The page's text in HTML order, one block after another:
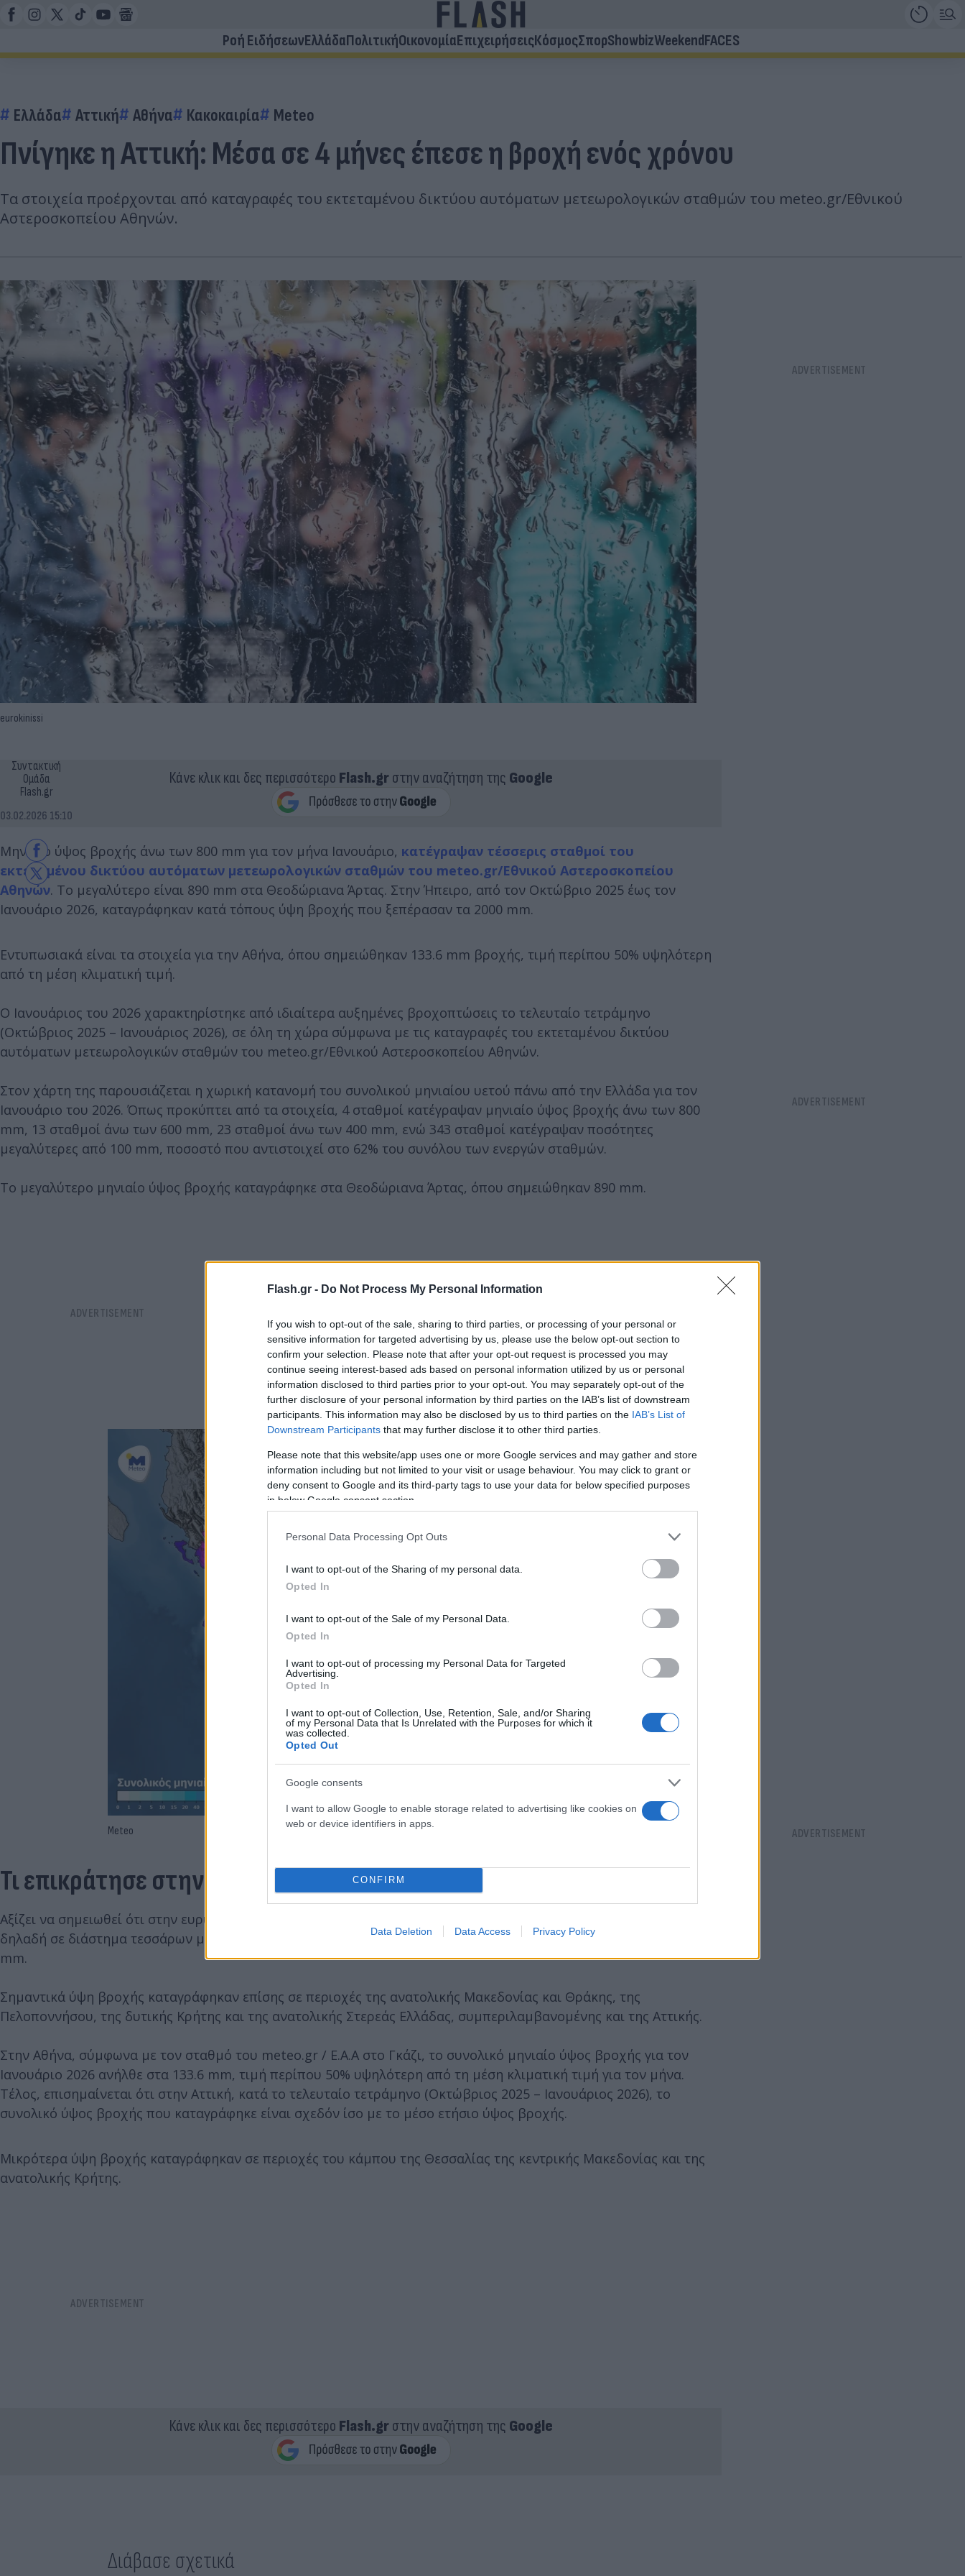
Flash.gr - Do Not Process My Personal Information
If you wish to opt-out of the sale, sharing to third parties, or processing of your personal or
sensitive information for targeted advertising by us, please use the below opt-out section to
confirm your selection. Please note that after your opt-out request is processed you may
continue seeing interest-based ads based on personal information utilized by us or personal
information disclosed to third parties prior to your opt-out. You may separately opt-out of the
further disclosure of your personal information by third parties on the IAB’s list of downstream
participants. This information may also be disclosed by us to third parties on the IAB’s List of
Downstream Participants that may further disclose it to other third parties.
Please note that this website/app uses one or more Google services and may gather and store
information including but not limited to your visit or usage behaviour. You may click to grant or
deny consent to Google and its third-party tags to use your data for below specified purposes
in below Google consent section.
Personal Data Processing Opt Outs
I want to opt-out of the Sharing of my personal data.
Opted In
I want to opt-out of the Sale of my Personal Data.
Opted In
I want to opt-out of processing my Personal Data for Targeted
Advertising.
Opted In
I want to opt-out of Collection, Use, Retention, Sale, and/or Sharing
of my Personal Data that Is Unrelated with the Purposes for which it
was collected.
Opted Out
Google consents
I want to allow Google to enable storage related to advertising like cookies on
web or device identifiers in apps.
CONFIRM
Data Deletion Data Access Privacy Policy
Ροή ΕιδήσεωνΕλλάδαΠολιτικήΟικονομίαΕπιχειρήσειςΚόσμοςΣπορShowbizWeekendFACES
Ελλάδα Αττική Αθήνα Κακοκαιρία Meteo
Πνίγηκε η Αττική: Μέσα σε 4 μήνες έπεσε η βροχή ενός χρόνου
Τα στοιχεία προέρχονται από καταγραφές του εκτεταμένου δικτύου αυτόματων μετεωρολογικών σταθμών του meteo.gr/Εθνικού
Αστεροσκοπείου Αθηνών.
eurokinissi
Συντακτική
Ομάδα
Flash.gr
03.02.2026 15:10
Κάνε κλικ και δες περισσότερο Flash.grστην αναζήτηση της Google
Μηνιαίο ύψος βροχής άνω των 800 mm για τον μήνα Ιανουάριο, κατέγραψαν τέσσερις σταθμοί του
εκτεταμένου δικτύου αυτόματων μετεωρολογικών σταθμών του meteo.gr/Εθνικού Αστεροσκοπείου
Αθηνών. Το μεγαλύτερο είναι 890 mm στα Θεοδώριανα Άρτας. Στην Ήπειρο, από τον Οκτώβριο 2025 έως τον
Ιανουάριο 2026, καταγράφηκαν κατά τόπους ύψη βροχής που ξεπέρασαν τα 2000 mm.
Εντυπωσιακά είναι τα στοιχεία για την Αθήνα, όπου σημειώθηκαν 133.6 mm βροχής, τιμή περίπου 50% υψηλότερη
από τη μέση κλιματική τιμή.
Ο Ιανουάριος του 2026 χαρακτηρίστηκε από ιδιαίτερα αυξημένες βροχοπτώσεις το τελευταίο τετράμηνο
(Οκτώβριος 2025 – Ιανουάριος 2026), σε όλη τη χώρα σύμφωνα με τις καταγραφές του εκτεταμένου δικτύου
αυτόματων μετεωρολογικών σταθμών του meteo.gr/Εθνικού Αστεροσκοπείου Αθηνών.
Στον χάρτη της παρουσιάζεται η χωρική κατανομή του συνολικού μηνιαίου υετού πάνω από την Ελλάδα για τον
Ιανουάριο του 2026. Όπως προκύπτει από τα στοιχεία, 4 σταθμοί κατέγραψαν μηνιαίο ύψος βροχής άνω των 800
mm, 13 σταθμοί άνω των 600 mm, 23 σταθμοί άνω των 400 mm, ενώ 343 σταθμοί κατέγραψαν ποσότητες
μεγαλύτερες από 100 mm, ποσοστό που αντιστοιχεί στο 62% του συνόλου των ενεργών σταθμών.
Το μεγαλύτερο μηνιαίο ύψος βροχής καταγράφηκε στα Θεοδώριανα Άρτας, όπου σημειώθηκαν 890 mm.
Meteo
Τι επικράτησε στην Αττική
Αξίζει να σημειωθεί ότι στην ευρύτερη περιοχή της Ηπείρου, από τον Οκτώβριο 2025 έως και τον Ιανουάριο 2026,
δηλαδή σε διάστημα τεσσάρων μηνών, καταγράφηκαν κατά τόπους συνολικά ύψη βροχής που ξεπέρασαν τα 2000
mm.
Σημαντικά ύψη βροχής καταγράφηκαν επίσης σε περιοχές της ανατολικής Μακεδονίας και Θράκης, της
Πελοποννήσου, της δυτικής Κρήτης και της ανατολικής Στερεάς Ελλάδας, συμπεριλαμβανομένης και της Αττικής.
Στην Αθήνα, σύμφωνα με τον σταθμό του meteo.gr / Ε.Α.Α στο Γκάζι, το συνολικό μηνιαίο ύψος βροχής για τον
Ιανουάριο 2026 ανήλθε στα 133.6 mm, τιμή περίπου 50% υψηλότερη από τη μέση κλιματική τιμή για τον μήνα.
Τέλος, επισημαίνεται ότι στην Αττική, κατά το τελευταίο τετράμηνο (Οκτώβριος 2025 – Ιανουάριος 2026), το
συνολικό ύψος βροχής που καταγράφηκε είναι σχεδόν ίσο με το μέσο ετήσιο ύψος βροχής.
Μικρότερα ύψη βροχής καταγράφηκαν σε περιοχές του κάμπου της Θεσσαλίας της κεντρικής Μακεδονίας και της
ανατολικής Κρήτης.
Κάνε κλικ και δες περισσότερο Flash.grστην αναζήτηση της Google
Διάβασε σχετικά